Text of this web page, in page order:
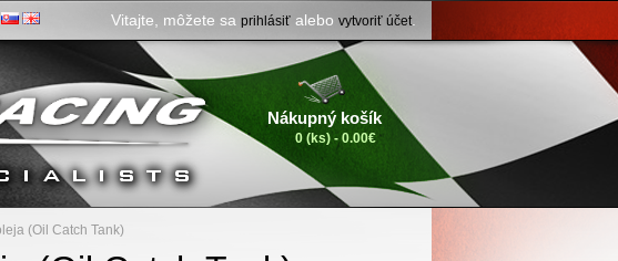
Vitajte, môžete sa prihlásiť alebo vytvoriť účet
Nákupný košík
0 (ks) - 0.00€
(Oil Catch Tank)